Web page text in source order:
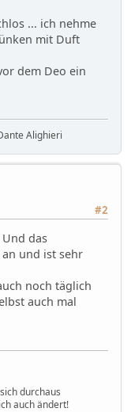
... ich nehme
mit Duft
dem Deo ein
Alighieri
#2
das
und ist sehr
noch täglich
auch mal
durchaus
auch ändert!